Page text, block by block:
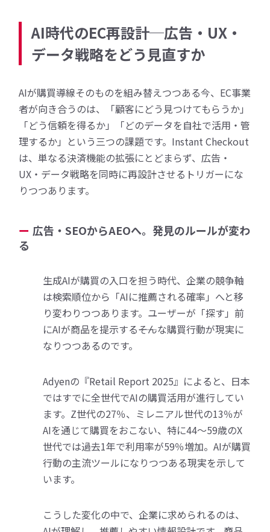
AI時代のEC再設計─広告・UX・
データ戦略をどう見直すか
AIが購買導線そのものを組み替えつつある今、EC事業
者が向き合うのは、「顧客にどう見つけてもらうか」
「どう信頼を得るか」「どのデータを自社で活用・管
理するか」という三つの課題です。Instant Checkout
は、単なる決済機能の拡張にとどまらず、広告・
UX・データ戦略を同時に再設計させるトリガーにな
りつつあります。
広告・SEOからAEOへ。発見のルールが変わ
る
生成AIが購買の入口を担う時代、企業の競争軸
は検索順位から「AIに推薦される確率」へと移
り変わりつつあります。ユーザーが「探す」前
にAIが商品を提示する――そんな購買行動が現実に
なりつつあるのです。
Adyenの『Retail Report 2025』によると、日本
ではすでに全世代でAIの購買活用が進行してい
ます。Z世代の27％、ミレニアル世代の13％が
AIを通じて購買をおこない、特に44〜59歳のX
世代では過去1年で利用率が59％増加。AIが購買
行動の主流ツールになりつつある現実を示して
います。
こうした変化の中で、企業に求められるのは、